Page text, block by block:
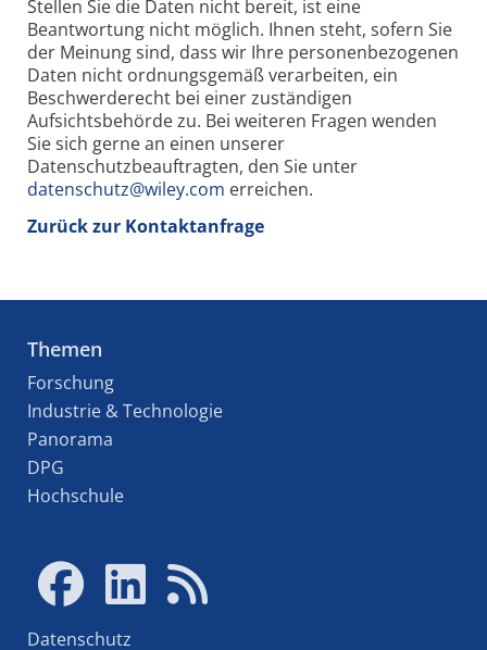
Stellen Sie die Daten nicht bereit, ist eine
Beantwortung nicht möglich. Ihnen steht, sofern Sie
der Meinung sind, dass wir Ihre personenbezogenen
Daten nicht ordnungsgemäß verarbeiten, ein
Beschwerderecht bei einer zuständigen
Aufsichtsbehörde zu. Bei weiteren Fragen wenden
Sie sich gerne an einen unserer
Datenschutzbeauftragten, den Sie unter
datenschutz@wiley.com erreichen.
Zurück zur Kontaktanfrage
Themen
Forschung
Industrie & Technologie
Panorama
DPG
Hochschule
Datenschutz